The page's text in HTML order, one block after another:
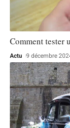
Comment tester
Actu 9 décembre